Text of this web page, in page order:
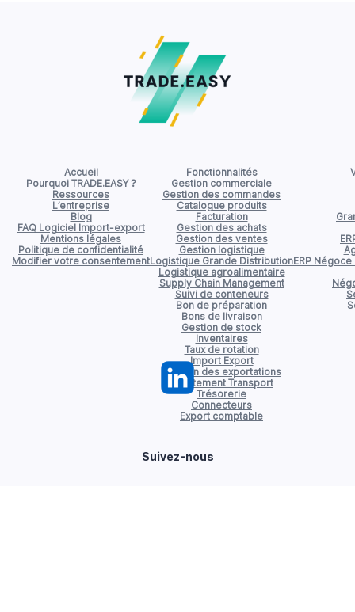
Accueil
Pourquoi TRADE.EASY ?
Ressources
L’entreprise
Blog
FAQ Logiciel Import-export
Mentions légales
Politique de confidentialité
Modifier votre consentement
Fonctionnalités
Gestion commerciale
Gestion des commandes
Catalogue produits
Facturation
Gestion des achats
Gestion des ventes
Gestion logistique
Logistique Grande Distribution
Logistique agroalimentaire
Supply Chain Management
Suivi de conteneurs
Bon de préparation
Bons de livraison
Gestion de stock
Inventaires
Taux de rotation
Import Export
Gestion des exportations
Affrètement Transport
Trésorerie
Connecteurs
Export comptable
ERP
Suivez-nous